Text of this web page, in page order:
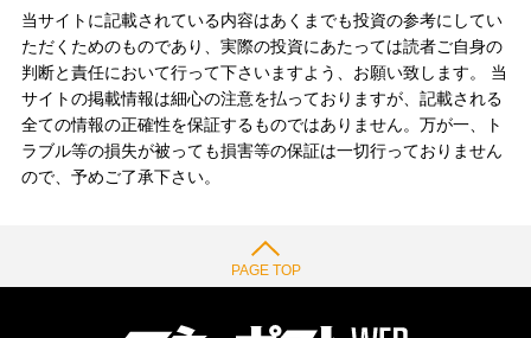
当サイトに記載されている内容はあくまでも投資の参考にしてい
ただくためのものであり、実際の投資にあたっては読者ご自身の
判断と責任において行って下さいますよう、お願い致します。 当
サイトの掲載情報は細心の注意を払っておりますが、記載される
全ての情報の正確性を保証するものではありません。万が一、ト
ラブル等の損失が被っても損害等の保証は一切行っておりません
ので、予めご了承下さい。
PAGE TOP